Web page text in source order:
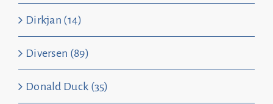
Dirkjan (14)
Diversen (89)
Donald Duck (35)